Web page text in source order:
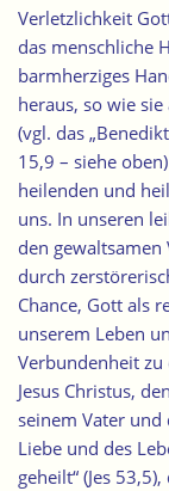
Verletzlichkeit
das menschliche
barmherziges
heraus, so wie
(vgl. das
15,9 – siehe
heilenden und
uns. In unseren
den
durch
Chance, Gott als
unserem Leben
Verbundenheit
Jesus Christus,
seinem Vater
Liebe und des
geheilt“ (Jes